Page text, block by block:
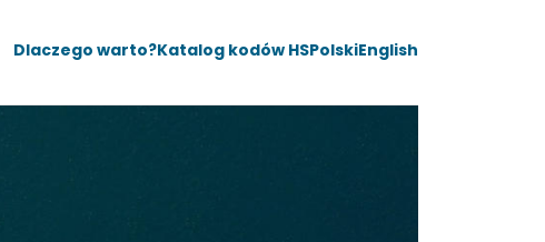
Dlaczego warto?Katalog kodów HSPolskiEnglish